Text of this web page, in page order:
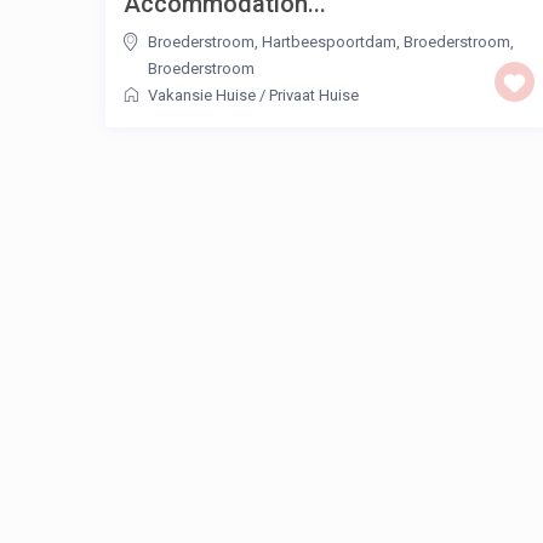
Broederstroom, Hartbeespoortdam, Broederstroom,
Broederstroom
Vakansie Huise / Privaat Huise